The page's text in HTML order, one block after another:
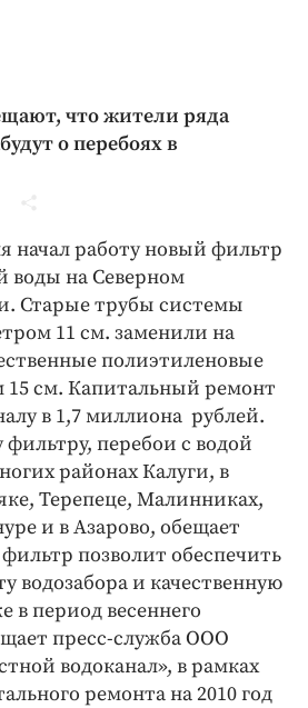
и ЖКХ
что жители ряда
о перебоях в
начал работу новый фильтр
воды на Северном
Старые трубы системы
11 см. заменили на
полиэтиленовые
см. Капитальный ремонт
в 1,7 миллиона рублей.
фильтру, перебои с водой
районах Калуги, в
Терепеце, Малинниках,
и в Азарово, обещает
позволит обеспечить
водозабора и качественную
в период весеннего
пресс-служба ООО
водоканал», в рамках
ремонта на 2010 год